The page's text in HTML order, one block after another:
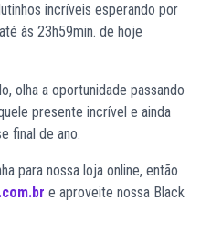
incríveis esperando por
às 23h59min. de hoje
olha a oportunidade passando
presente incrível e ainda
final de ano.
para nossa loja online, então
e aproveite nossa Black